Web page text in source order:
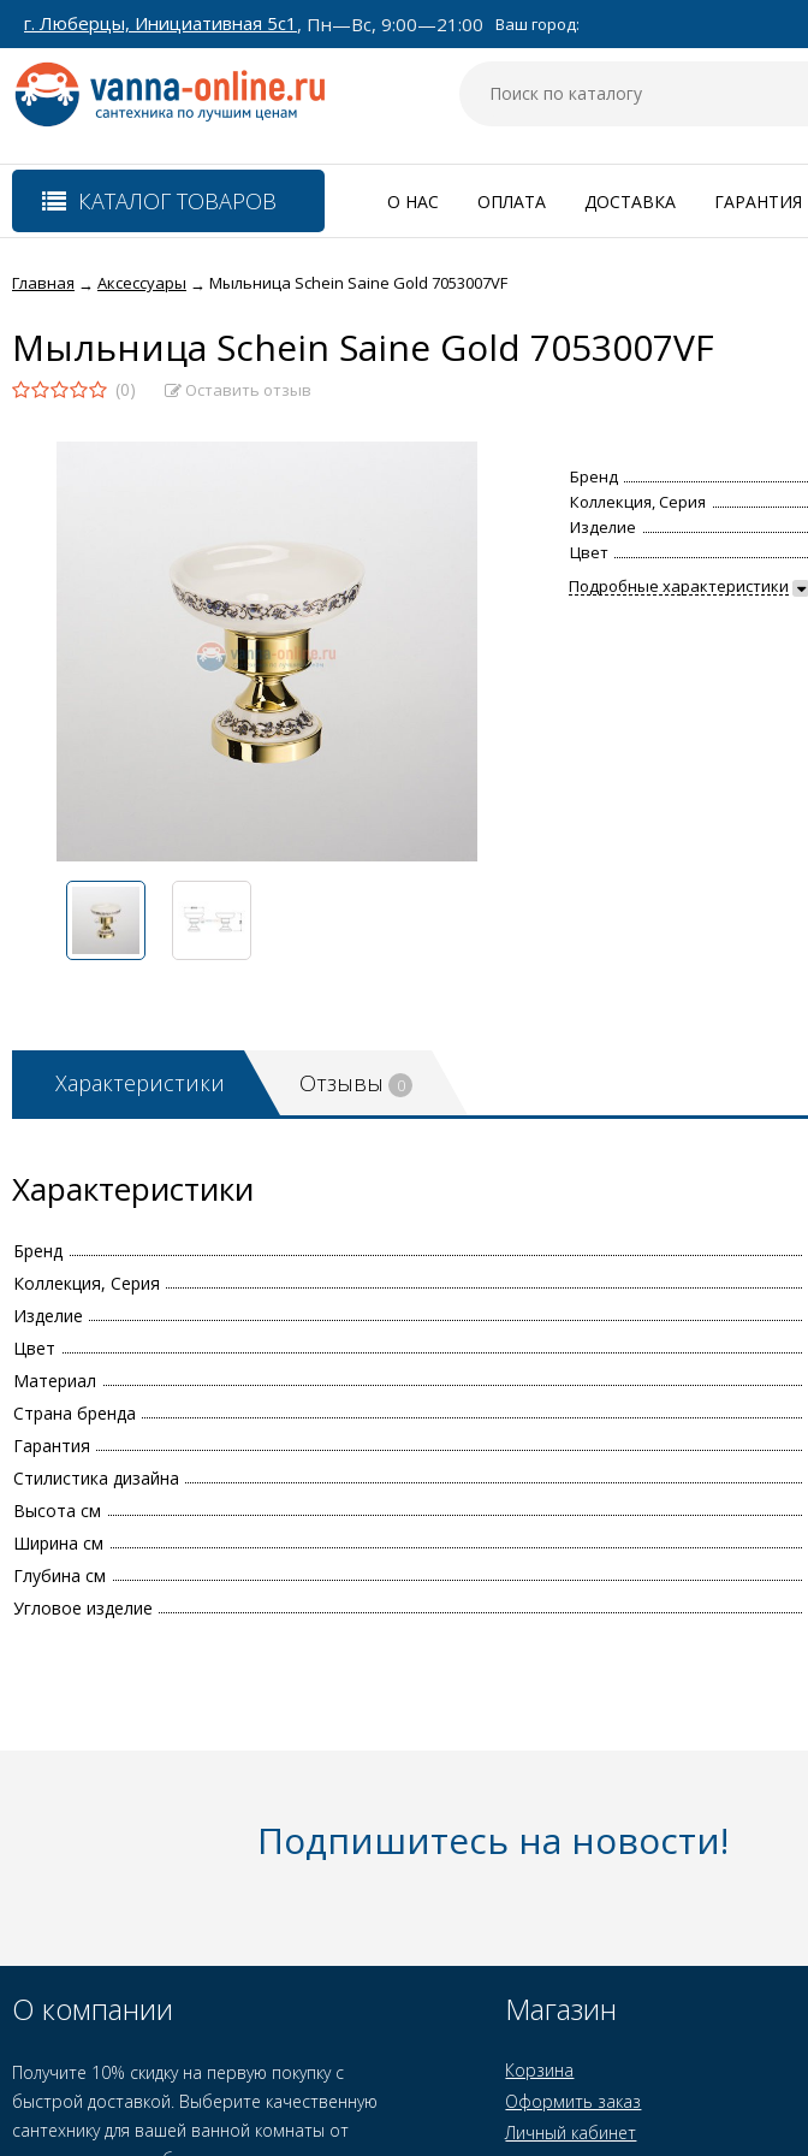
г. Люберцы, Инициативная 5с1 , Пн—Вс, 9:00—21:00 Ваш город:
КАТАЛОГ ТОВАРОВ О НАС ОПЛАТА ДОСТАВКА ГАРАНТИЯ
Главная → Аксессуары → Мыльница Schein Saine Gold 7053007VF
Мыльница Schein Saine Gold 7053007VF
(0) Оставить отзыв
Бренд
Коллекция, Серия
Изделие
Цвет
Подробные характеристики
Характеристики Отзывы 0
Характеристики
Бренд
Коллекция, Серия
Изделие
Цвет
Материал
Страна бренда
Гарантия
Стилистика дизайна
Высота см
Ширина см
Глубина см
Угловое изделие
Подпишитесь на новости!
О компании
Получите 10% скидку на первую покупку с
быстрой доставкой. Выберите качественную
сантехнику для вашей ванной комнаты от
Магазин
Корзина
Оформить заказ
Личный кабинет